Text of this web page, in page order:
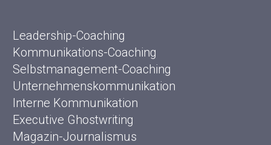
Leadership-Coaching
Kommunikations-Coaching
Selbstmanagement-Coaching
Unternehmenskommunikation
Interne Kommunikation
Executive Ghostwriting
Magazin-Journalismus